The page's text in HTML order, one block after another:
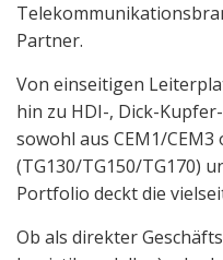
Partner.
Von einseitigen
hin zu HDI-, Dick-
sowohl aus CEM1/
(TG130/TG150/TG170)
Portfolio deckt die
Ob als direkter